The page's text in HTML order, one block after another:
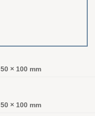
50 × 100 mm
50 × 100 mm